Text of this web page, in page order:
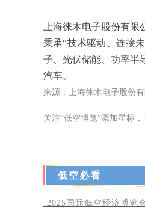
上海徕木电子股份有
秉承“技术驱动、连接
子、光伏储能、功率半
汽车。
来源：上海徕木电子股份有
关注“低空博览”添加星标
低空必看
·2025国际低空经济博览